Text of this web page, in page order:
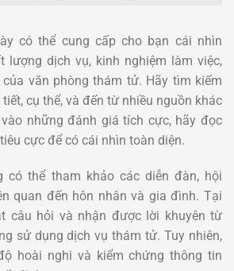
có thể cung cấp cho bạn cái nhìn
lượng dịch vụ, kinh nghiệm làm việc,
văn phòng thám tử. Hãy tìm kiếm
cụ thể, và đến từ nhiều nguồn khác
những đánh giá tích cực, hãy đọc
cực để có cái nhìn toàn diện.
có thể tham khảo các diễn đàn, hội
quan đến hôn nhân và gia đình. Tại
câu hỏi và nhận được lời khuyên từ
sử dụng dịch vụ thám tử. Tuy nhiên,
hoài nghi và kiểm chứng thông tin